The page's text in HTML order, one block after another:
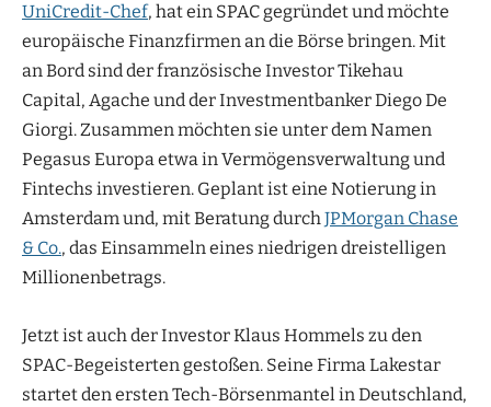
UniCredit-Chef, hat ein SPAC gegründet und möchte
europäische Finanzfirmen an die Börse bringen. Mit
an Bord sind der französische Investor Tikehau
Capital, Agache und der Investmentbanker Diego De
Giorgi. Zusammen möchten sie unter dem Namen
Pegasus Europa etwa in Vermögensverwaltung und
Fintechs investieren. Geplant ist eine Notierung in
Amsterdam und, mit Beratung durchJPMorgan Chase
& Co., das Einsammeln eines niedrigen dreistelligen
Millionenbetrags.
Jetzt ist auch der Investor Klaus Hommels zu den
SPAC-Begeisterten gestoßen. Seine Firma Lakestar
startet den ersten Tech-Börsenmantel in Deutschland,